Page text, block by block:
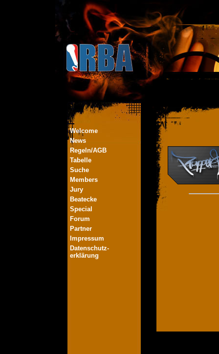
Welcome
News
Regeln/AGB
Tabelle
Suche
Members
Jury
Beatecke
Special
Forum
Partner
Impressum
Datenschutz-
erklärung